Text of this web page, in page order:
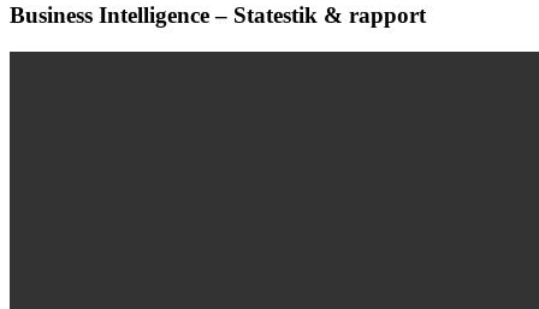
Business Intelligence – Statestik & rapport